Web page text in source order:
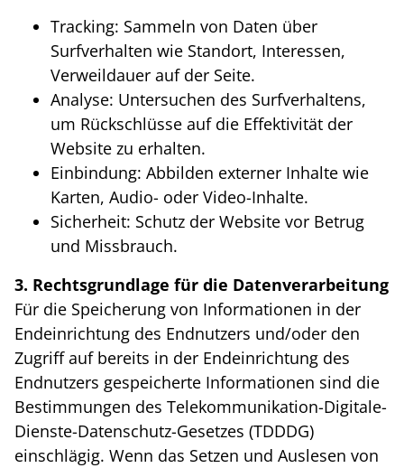
Tracking: Sammeln von Daten über
Surfverhalten wie Standort, Interessen,
Verweildauer auf der Seite.
Analyse: Untersuchen des Surfverhaltens,
um Rückschlüsse auf die Effektivität der
Website zu erhalten.
Einbindung: Abbilden externer Inhalte wie
Karten, Audio- oder Video-Inhalte.
Sicherheit: Schutz der Website vor Betrug
und Missbrauch.
3. Rechtsgrundlage für die Datenverarbeitung
Für die Speicherung von Informationen in der
Endeinrichtung des Endnutzers und/oder den
Zugriff auf bereits in der Endeinrichtung des
Endnutzers gespeicherte Informationen sind die
Bestimmungen des Telekommunikation-Digitale-
Dienste-Datenschutz-Gesetzes (TDDDG)
einschlägig. Wenn das Setzen und Auslesen von